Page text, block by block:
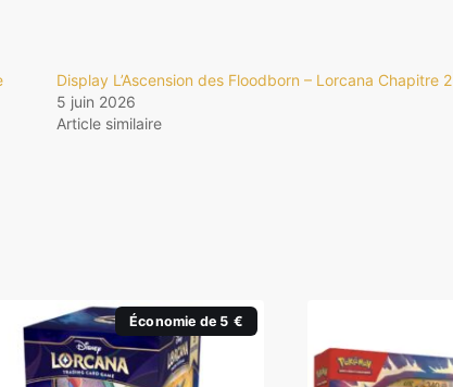
Display L’Ascension des Floodborn – Lorcana Chapitre 2
5 juin 2026
Article similaire
Économie de 5 €